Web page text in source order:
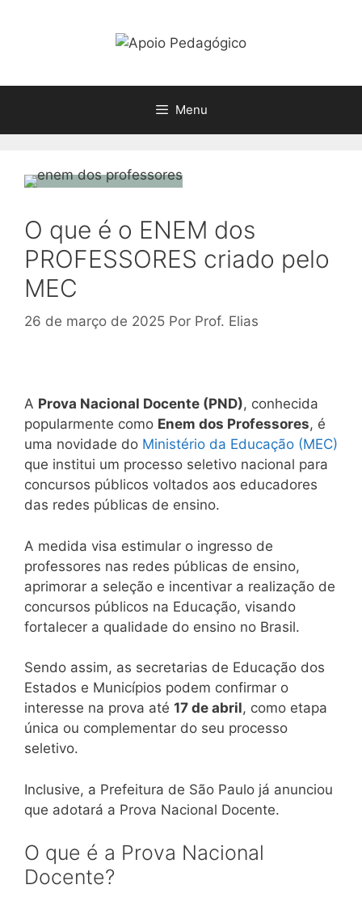
Menu
O que é o ENEM dos
PROFESSORES criado pelo
MEC
26 de março de 2025 Por Prof. Elias
A Prova Nacional Docente (PND), conhecida
popularmente como Enem dos Professores, é
uma novidade do Ministério da Educação (MEC)
que institui um processo seletivo nacional para
concursos públicos voltados aos educadores
das redes públicas de ensino.
A medida visa estimular o ingresso de
professores nas redes públicas de ensino,
aprimorar a seleção e incentivar a realização de
concursos públicos na Educação, visando
fortalecer a qualidade do ensino no Brasil.
Sendo assim, as secretarias de Educação dos
Estados e Municípios podem confirmar o
interesse na prova até 17 de abril, como etapa
única ou complementar do seu processo
seletivo.
Inclusive, a Prefeitura de São Paulo já anunciou
que adotará a Prova Nacional Docente.
O que é a Prova Nacional
Docente?